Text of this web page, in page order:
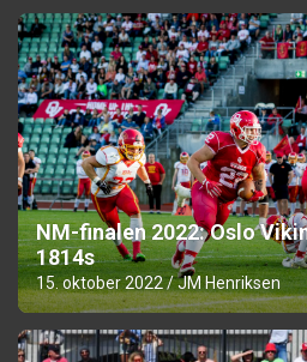
NM-finalen 2022: Oslo
1814s
15. oktober 2022 JM Henriksen